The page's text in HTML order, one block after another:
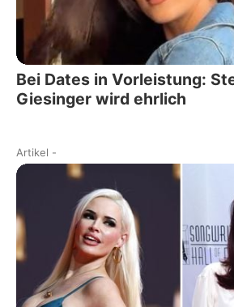
Bei Dates in Vorleistung:
Giesinger wird ehrlich
Artikel -